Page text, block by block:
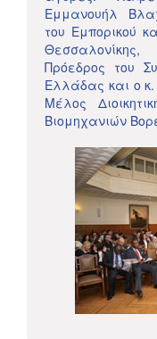
Εμμανουήλ
του Εμπορικού
Πρόεδρος του
Ελλάδας και ο κ.
Μέλος
Βιομηχανιών